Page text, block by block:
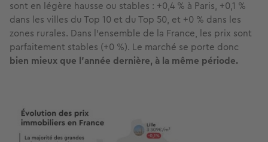
sont en légère hausse ou stables : +0,4 % à Paris, +0,1 %
dans les villes du Top 10 et du Top 50, et +0 % dans les
zones rurales. Dans l’ensemble de la France, les prix sont
parfaitement stables (+0 %). Le marché se porte donc
bien mieux que l’année dernière, à la même période.